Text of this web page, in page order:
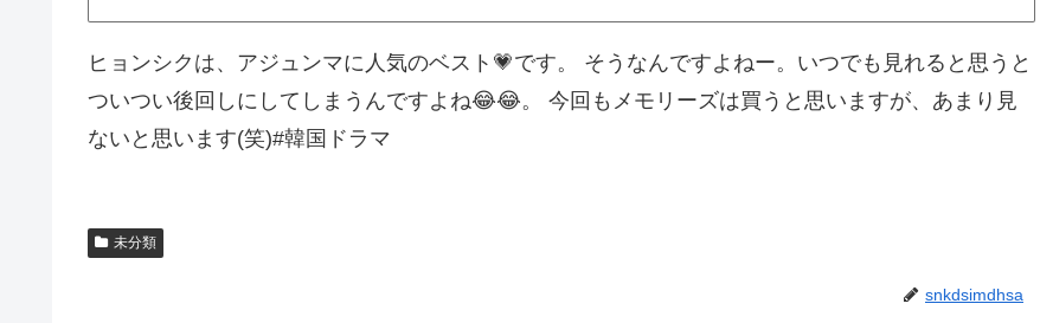
ヒョンシクは、アジュンマに人気のベスト💗です。 そうなんですよねー。いつでも見れると思うと
ついつい後回しにしてしまうんですよね😂😂。 今回もメモリーズは買うと思いますが、あまり見
ないと思います(笑)#韓国ドラマ
未分類
snkdsimdhsa